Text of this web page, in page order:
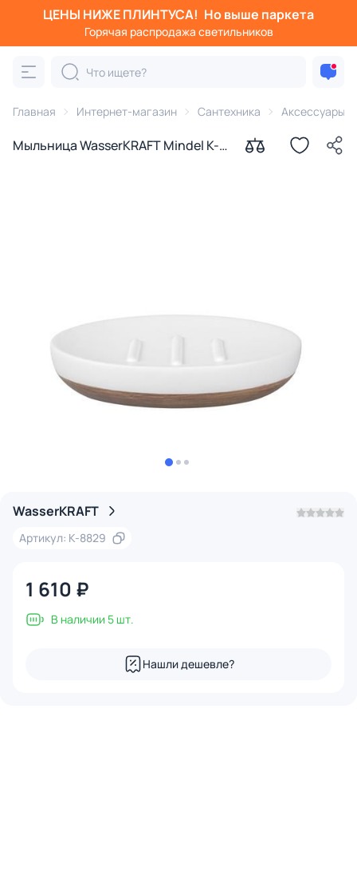
ЦЕНЫ НИЖЕ ПЛИНТУСА! Но выше паркета
Горячая распродажа светильников
Главная Интернет-магазин Сантехника Аксессуары
Мыльница WasserKRAFT Mindel K-
WasserKRAFT
Артикул: K-8829
1 610 ₽
В наличии 5 шт.
Нашли дешевле?